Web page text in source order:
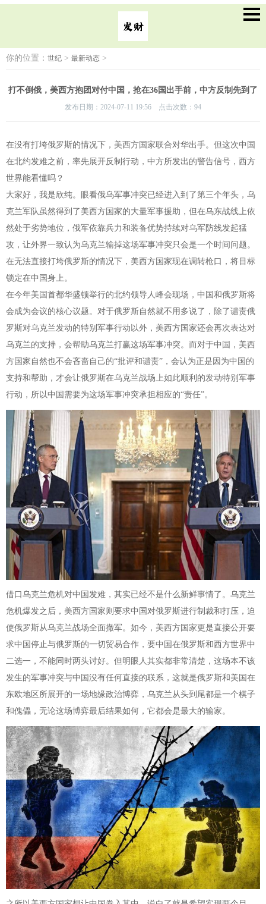
你的位置： 世纪 > 最新动态 >
打不倒俄，美西方抱团对付中国，抢在36国出手前，中方反制先到了
发布日期：2024-07-11 19:56 点击次数：94
在没有打垮俄罗斯的情况下，美西方国家联合对华出手。但这次中国
在北约发难之前，率先展开反制行动，中方所发出的警告信号，西方
世界能看懂吗？
大家好，我是欣纯。眼看俄乌军事冲突已经进入到了第三个年头，乌
克兰军队虽然得到了美西方国家的大量军事援助，但在乌东战线上依
然处于劣势地位，俄军依靠兵力和装备优势持续对乌军防线发起猛
攻，让外界一致认为乌克兰输掉这场军事冲突只会是一个时间问题。
在无法直接打垮俄罗斯的情况下，美西方国家现在调转枪口，将目标
锁定在中国身上。
在今年美国首都华盛顿举行的北约领导人峰会现场，中国和俄罗斯将
会成为会议的核心议题。对于俄罗斯自然就不用多说了，除了谴责俄
罗斯对乌克兰发动的特别军事行动以外，美西方国家还会再次表达对
乌克兰的支持，会帮助乌克兰打赢这场军事冲突。而对于中国，美西
方国家自然也不会吝啬自己的“批评和谴责”，会认为正是因为中国的
支持和帮助，才会让俄罗斯在乌克兰战场上如此顺利的发动特别军事
行动，所以中国需要为这场军事冲突承担相应的“责任”。
借口乌克兰危机对中国发难，其实已经不是什么新鲜事情了。乌克兰
危机爆发之后，美西方国家则要求中国对俄罗斯进行制裁和打压，迫
使俄罗斯从乌克兰战场全面撤军。如今，美西方国家更是直接公开要
求中国停止与俄罗斯的一切贸易合作，要中国在俄罗斯和西方世界中
二选一，不能同时两头讨好。但明眼人其实都非常清楚，这场本不该
发生的军事冲突与中国没有任何直接的联系，这就是俄罗斯和美国在
东欧地区所展开的一场地缘政治博弈，乌克兰从头到尾都是一个棋子
和傀儡，无论这场博弈最后结果如何，它都会是最大的输家。